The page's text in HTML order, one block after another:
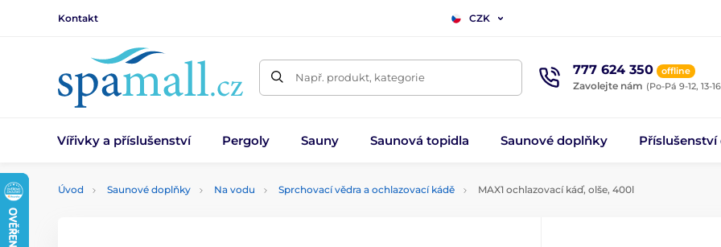
Kontakt CZK
Např. produkt, kategorie 777 624 350 offline
Zavolejte nám (Po-Pá 9-12, 13-
Vířivky a příslušenství Pergoly Sauny Saunová topidla Saunové doplňky Příslušenství
Úvod Saunové doplňky Na vodu Sprchovací vědra a ochlazovací kádě MAX1 ochlazovací káď, olše, 400l